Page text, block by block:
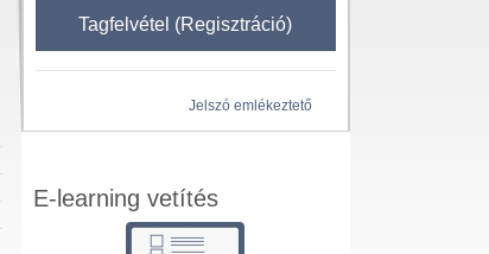
Tagfelvétel (Regisztráció)
Jelszó emlékeztető
E-learning vetítés